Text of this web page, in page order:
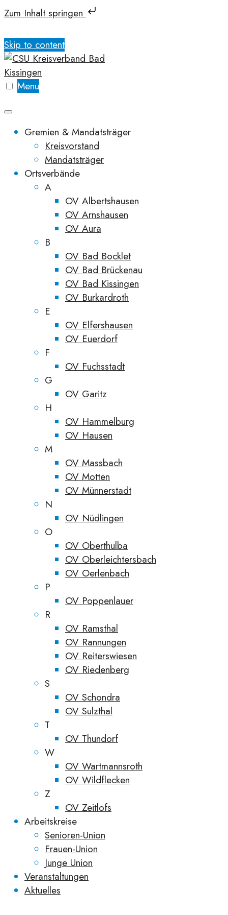
Zum Inhalt springen
Skip to content
Menu
Gremien & Mandatsträger
Kreisvorstand
Mandatsträger
Ortsverbände
A
OV Albertshausen
OV Arnshausen
OV Aura
B
OV Bad Bocklet
OV Bad Brückenau
OV Bad Kissingen
OV Burkardroth
E
OV Elfershausen
OV Euerdorf
F
OV Fuchsstadt
G
OV Garitz
H
OV Hammelburg
OV Hausen
M
OV Massbach
OV Motten
OV Münnerstadt
N
OV Nüdlingen
O
OV Oberthulba
OV Oberleichtersbach
OV Oerlenbach
P
OV Poppenlauer
R
OV Ramsthal
OV Rannungen
OV Reiterswiesen
OV Riedenberg
S
OV Schondra
OV Sulzthal
T
OV Thundorf
W
OV Wartmannsroth
OV Wildflecken
Z
OV Zeitlofs
Arbeitskreise
Senioren-Union
Frauen-Union
Junge Union
Veranstaltungen
Aktuelles